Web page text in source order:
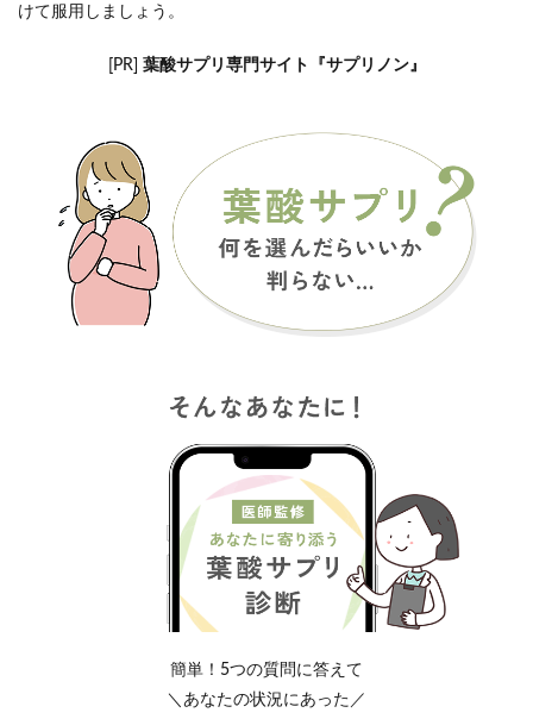
けて服用しましょう。
[PR] 葉酸サプリ専門サイト『サプリノン』
簡単！5つの質問に答えて
＼あなたの状況にあった／